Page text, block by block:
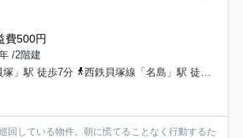
費500円
/2階建
」駅 徒歩7分
西鉄貝塚線「名島」駅 徒歩20分
回している物件。朝に慌てることなく行動するた